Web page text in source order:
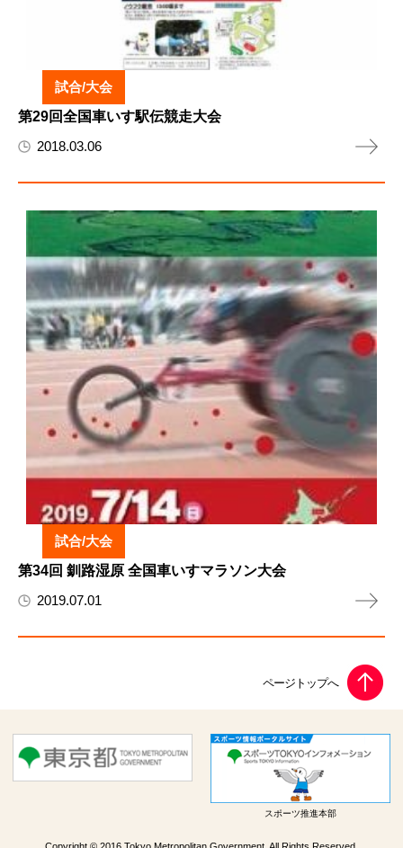
試合/大会
第29回全国車いす駅伝競走大会
2018.03.06
試合/大会
第34回 釧路湿原 全国車いすマラソン大会
2019.07.01
スポーツ推進本部